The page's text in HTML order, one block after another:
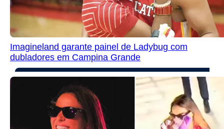
Imagineland garante painel de Ladybug com
dubladores em Campina Grande